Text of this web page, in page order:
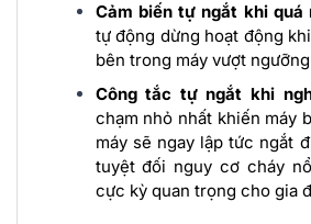
Cảm biến tự ngắt khi quá
tự động dừng hoạt động
bên trong máy vượt
Công tắc tự ngắt khi
chạm nhỏ nhất khiến máy
máy sẽ ngay lập tức ngắt
tuyệt đối nguy cơ cháy
cực kỳ quan trọng cho gia